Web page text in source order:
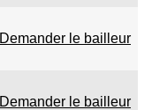
Demander le bailleur
Demander le bailleur